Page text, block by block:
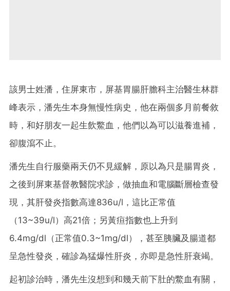
該男士姓潘，住屏東市，屏基胃腸肝膽科主治醫生林群
峰表示，潘先生本身無慢性病史，他在兩個多月前餐敘
時，和好朋友一起生飲鱉血，他們以為可以滋養進補，
卻腹瀉不止。
潘先生自行服藥兩天仍不見緩解，原以為只是腸胃炎，
之後到屏東基督教醫院求診，做抽血和電腦斷層檢查發
現，其肝發炎指數高達836u/l，這比正常值
（13~39u/l）高21倍；另黃疸指數也上升到
6.4mg/dl（正常值0.3~1mg/dl），甚至胰臟及腸道都
呈急性發炎，確診為猛爆性肝炎，亦即是急性肝衰竭。
起初診治時，潘先生沒想到和幾天前下肚的鱉血有關，